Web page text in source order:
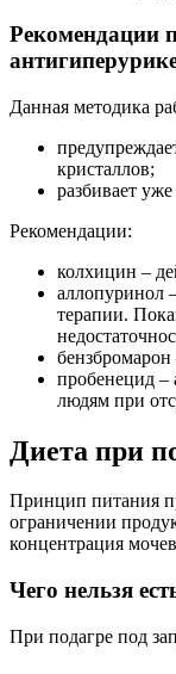
Рекомендации
Данная методика
кристаллов;
разбивает
Рекомендации:
колхицин –
аллопуринол
терапии.
пробенецид –
людям при
Диета при
Принцип питания
ограничении
концентрация
Чего нельзя
При подагре под